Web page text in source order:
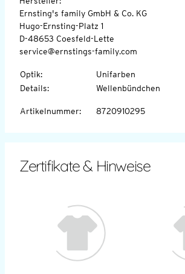
Ernsting's family GmbH & Co. KG
Hugo-Ernsting-Platz 1
D-48653 Coesfeld-Lette
service@ernstings-family.com
Optik:
Unifarben
Details: Wellenbündchen
Artikelnummer: 8720910295
Zertifikate & Hinweise